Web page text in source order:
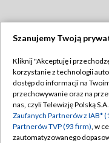
Abonament TVP
Emisja w TVP
Centrum informacji
Szanujemy Twoją
Kliknij "Akceptuję i
korzystanie z technologii
dostęp do informacji na
przechowywanie oraz na
nas, czyli Telewizję Polską
Zaufanych Partnerów z IAB*
Partnerów TVP (93 firm), w
zautomatyzowanego